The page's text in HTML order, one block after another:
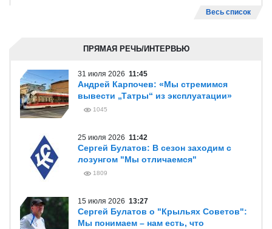
Весь список
ПРЯМАЯ РЕЧЬ/ИНТЕРВЬЮ
31 июля 2026 11:45
Андрей Карпочев: «Мы стремимся
вывести „Татры“ из эксплуатации»
1045
25 июля 2026 11:42
Сергей Булатов: В сезон заходим с
лозунгом "Мы отличаемся"
1809
15 июля 2026 13:27
Сергей Булатов о "Крыльях Советов":
Мы понимаем – нам есть, что